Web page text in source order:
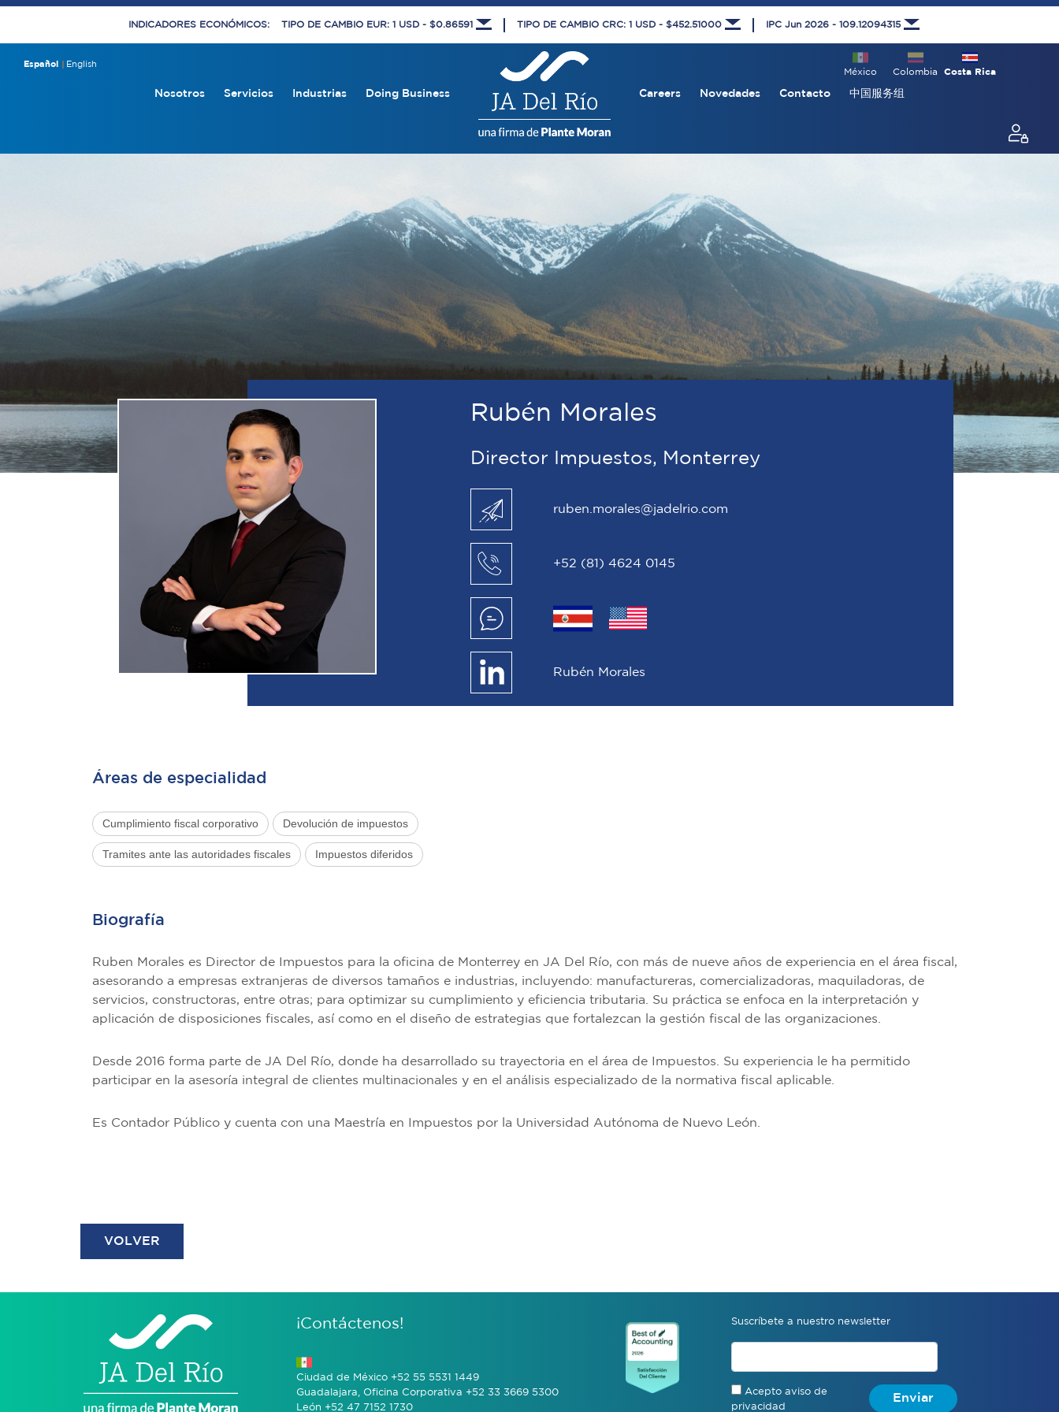
INDICADORES ECONÓMICOS: TIPO DE CAMBIO EUR: 1 USD - $0.86591 TIPO DE CAMBIO CRC: 1 USD - $452.51000 IPC Jun 2026 - 109.12094315
Español English
Costa Rica
Colombia
México
Nosotros Servicios Industrias Doing Business Careers Novedades Contacto 中国服务组
Rubén Morales
Director Impuestos, Monterrey
ruben.morales@jadelrio.com
+52 (81) 4624 0145
Rubén Morales
Áreas de especialidad
Cumplimiento fiscal corporativo Devolución de impuestos
Tramites ante las autoridades fiscales Impuestos diferidos
Biografía
Ruben Morales es Director de Impuestos para la oficina de Monterrey en JA Del Río, con más de nueve años de experiencia en el área fiscal,
asesorando a empresas extranjeras de diversos tamaños e industrias, incluyendo: manufactureras, comercializadoras, maquiladoras, de
servicios, constructoras, entre otras; para optimizar su cumplimiento y eficiencia tributaria. Su práctica se enfoca en la interpretación y
aplicación de disposiciones fiscales, así como en el diseño de estrategias que fortalezcan la gestión fiscal de las organizaciones.
Desde 2016 forma parte de JA Del Río, donde ha desarrollado su trayectoria en el área de Impuestos. Su experiencia le ha permitido
participar en la asesoría integral de clientes multinacionales y en el análisis especializado de la normativa fiscal aplicable.
Es Contador Público y cuenta con una Maestría en Impuestos por la Universidad Autónoma de Nuevo León.
VOLVER
¡Contáctenos!
Ciudad de México +52 55 5531 1449
Guadalajara, Oficina Corporativa +52 33 3669 5300
León +52 47 7152 1730
Suscríbete a nuestro newsletter
Acepto aviso de
privacidad
Enviar